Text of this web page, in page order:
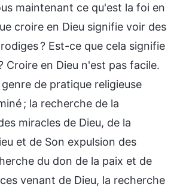
maintenant ce qu'est la foi en
croire en Dieu signifie voir des
? Est-ce que cela signifie
Croire en Dieu n'est pas facile.
de pratique religieuse
; la recherche de la
miracles de Dieu, de la
et de Son expulsion des
du don de la paix et de
venant de Dieu, la recherche